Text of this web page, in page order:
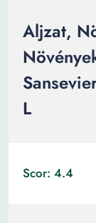
Aljzat,
L
Scor: 4.4